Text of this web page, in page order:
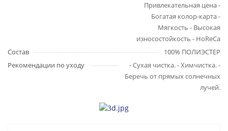
Привлекательная цена -
Богатая колор-карта -
Мягкость - Высокая
износостойкость - HoReCa
Состав
100% ПОЛИЭСТЕР
Рекомендации по уходу
- Сухая чистка. - Химчистка. -
Беречь от прямых солнечных
лучей.